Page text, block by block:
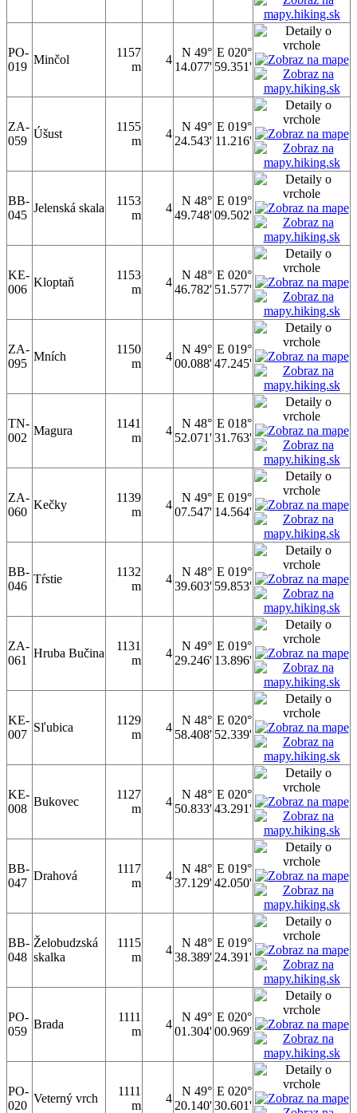
PO-
019
Minčol
1157
m
4
N 49°
14.077'
E 020°
59.351'
ZA-
059
Úšust
1155
m
4
N 49°
24.543'
E 019°
11.216'
BB-
045
Jelenská skala
1153
m
4
N 48°
49.748'
E 019°
09.502'
KE-
006
Kloptaň
1153
m
4
N 48°
46.782'
E 020°
51.577'
ZA-
095
Mních
1150
m
4
N 49°
00.088'
E 019°
47.245'
TN-
002
Magura
1141
m
4
N 48°
52.071'
E 018°
31.763'
ZA-
060
Kečky
1139
m
4
N 49°
07.547'
E 019°
14.564'
BB-
046
Tŕstie
1132
m
4
N 48°
39.603'
E 019°
59.853'
ZA-
061
Hruba Bučina
1131
m
4
N 49°
29.246'
E 019°
13.896'
KE-
007
Sľubica
1129
m
4
N 48°
58.408'
E 020°
52.339'
KE-
008
Bukovec
1127
m
4
N 48°
50.833'
E 020°
43.291'
BB-
047
Drahová
1117
m
4
N 48°
37.129'
E 019°
42.050'
BB-
048
Želobudzská
skalka
1115
m
4
N 48°
38.389'
E 019°
24.391'
PO-
059
Brada
1111
m
4
N 49°
01.304'
E 020°
00.969'
PO-
020
Veterný vrch
1111
m
4
N 49°
20.140'
E 020°
30.601'